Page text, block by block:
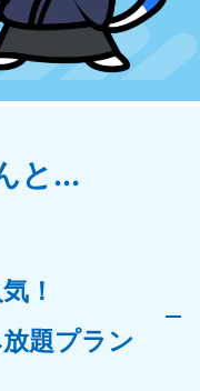
と...
！
題プラン